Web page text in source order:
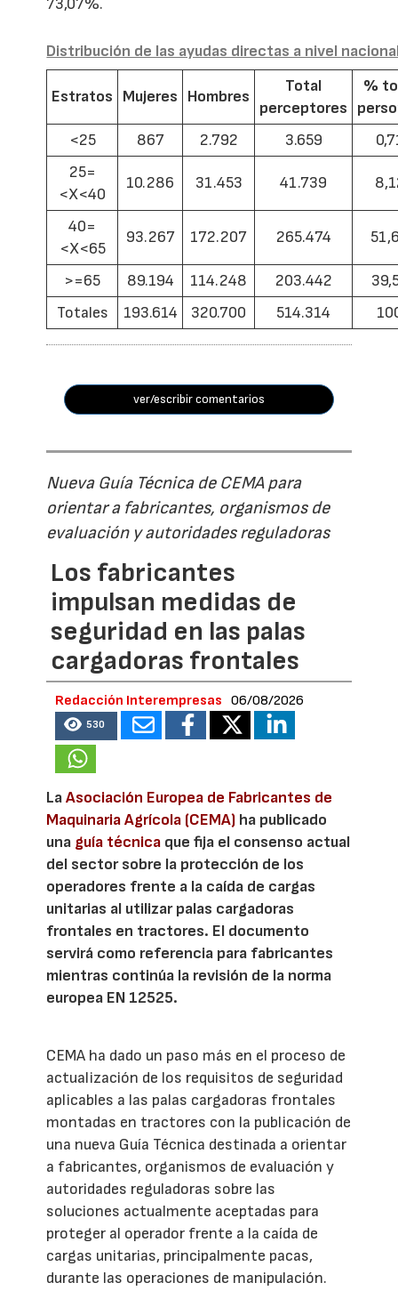
Distribución de las ayudas directas a nivel
Estratos Mujeres Hombres
Total
perceptores
%
<25
867 2.792 3.659
25=
<X<40
10.286 31.453 41.739
40=
<X<65
93.267 172.207 265.474
>=65 89.194 114.248 203.442
Totales
193.614 320.700 514.314
ver/escribir comentarios
Nueva Guía Técnica de CEMA para
orientar a fabricantes, organismos de
evaluación y autoridades reguladoras
Los fabricantes
impulsan medidas de
seguridad en las palas
cargadoras frontales
Redacción Interempresas 06/08/2026
530
LaAsociación Europea de Fabricantes de
Maquinaria Agrícola (CEMA) ha publicado
una guía técnica que fija el consenso actual
del sector sobre la protección de los
operadores frente a la caída de cargas
unitarias al utilizar palas cargadoras
frontales en tractores. El documento
servirá como referencia para fabricantes
mientras continúa la revisión de la norma
europea EN 12525.
CEMA ha dado un paso más en el proceso de
actualización de los requisitos de seguridad
aplicables a las palas cargadoras frontales
montadas en tractores con la publicación de
una nueva Guía Técnica destinada a orientar
a fabricantes, organismos de evaluación y
autoridades reguladoras sobre las
soluciones actualmente aceptadas para
proteger al operador frente a la caída de
cargas unitarias, principalmente pacas,
durante las operaciones de manipulación.